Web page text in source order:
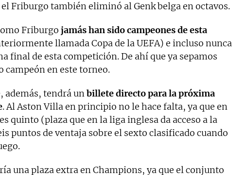
Friburgo también eliminó al Genk belga en octavos.
Friburgo jamás han sido campeones de esta
llamada Copa de la UEFA) e incluso nunca
final de esta competición. De ahí que ya sepamos
campeón en este torneo.
además, tendrá unbillete directo para la próxima
. Al Aston Villa en principio no le hace falta, ya que en
quinto (plaza que en la liga inglesa da acceso a la
puntos de ventaja sobre el sexto clasificado cuando
una plaza extra en Champions, ya que el conjunto